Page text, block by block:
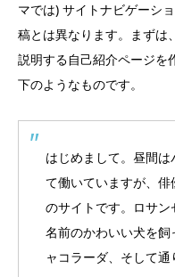
マでは) サイトナビゲーシ
稿とは異なります。まずは
説明する自己紹介ページを
下のようなものです。
はじめまして。昼間
て働いていますが、
のサイトです。ロサ
名前のかわいい犬を
ャコラーダ、そして通